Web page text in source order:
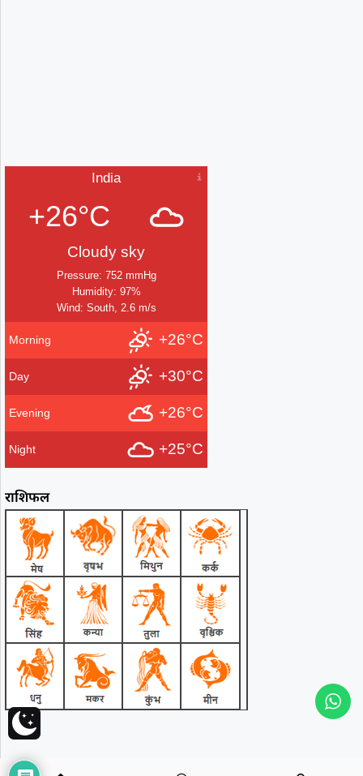
India
+26°C
Cloudy sky
Pressure: 752 mmHg
Humidity: 97%
Wind: South, 2.6 m/s
Morning +26°C
Day +30°C
Evening +26°C
Night +25°C
राशिफल